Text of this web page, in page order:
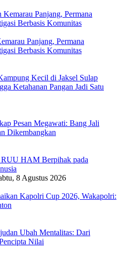
Panjang, Permana
Berbasis Komunitas
Kecil di Jaksel Sulap
Ketahanan Pangan Jadi Satu
Pesan Megawati: Bang Jali
Dikembangkan
HAM Berpihak pada
8 Agustus 2026
Kapolri Cup 2026, Wakapolri:
Ubah Mentalitas: Dari
Nilai